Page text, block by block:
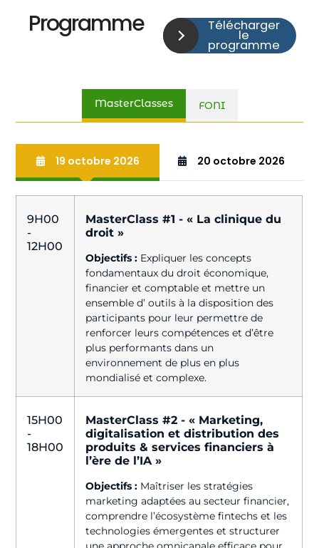
Programme Télécharger
le
programme
MasterClasses FONI
19 octobre 2026 20 octobre 2026
9H00
-
12H00
MasterClass #1 - « La clinique du
droit »
Objectifs : Expliquer les concepts
fondamentaux du droit économique,
financier et comptable et mettre un
ensemble d’ outils à la disposition des
participants pour leur permettre de
renforcer leurs compétences et d’être
plus performants dans un
environnement de plus en plus
mondialisé et complexe.
15H00
-
18H00
MasterClass #2 - « Marketing,
digitalisation et distribution des
produits & services financiers à
l’ère de l’IA »
Objectifs : Maîtriser les stratégies
marketing adaptées au secteur financier,
comprendre l’écosystème fintechs et les
technologies émergentes et structurer